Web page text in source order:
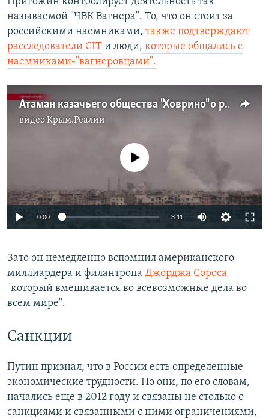
называемой "ЧВК Вагнера". То, что он стоит за
российскими наемниками, также подтверждают
расследователи CIT и люди, которые общались с
наемниками-"вагнеровцами".
Атаман казачьего общества "Ховрино" о российских наемниках
видеоКрым.Реалии
No media source currently available
0:00 3:11
Зато он немедленно вспомнил американского
миллиардера и филантропа Джорджа Сороса
"который вмешивается во всевозможные дела во
всем мире".
Санкции
Путин признал, что в России есть определенные
экономические трудности. Но они, по его словам,
начались еще в 2012 году и связаны не столько с
санкциями и связанными с ними ограничениями,